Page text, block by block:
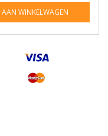
WINKELWAGEN